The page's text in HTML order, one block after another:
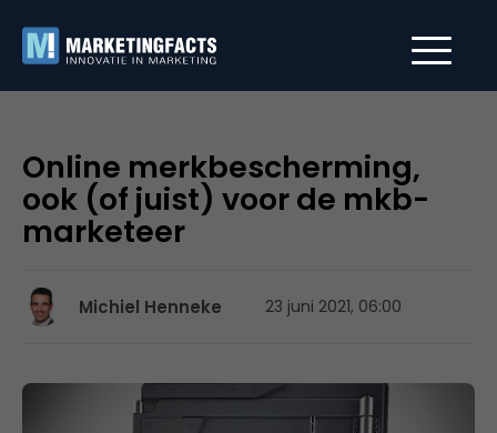
Online merkbescherming,
ook (of juist) voor de mkb-
marketeer
Michiel Henneke 23 juni 2021, 06:00